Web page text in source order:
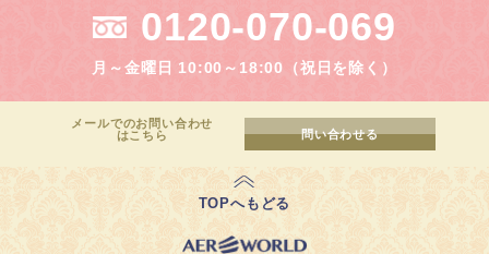
保護者ビザ 0120-070-069
月～金曜日 10:00～18:00（祝日を除く）
メールでのお問い合わせ
はこちら
問い合わせる
TOPへもどる